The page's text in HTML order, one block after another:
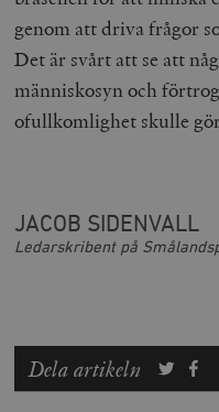
genom att driva frågor
Det är svårt att se att
människosyn och
ofullkomlighet skulle
JACOB SIDENVALL
Ledarskribent på
Dela artikeln